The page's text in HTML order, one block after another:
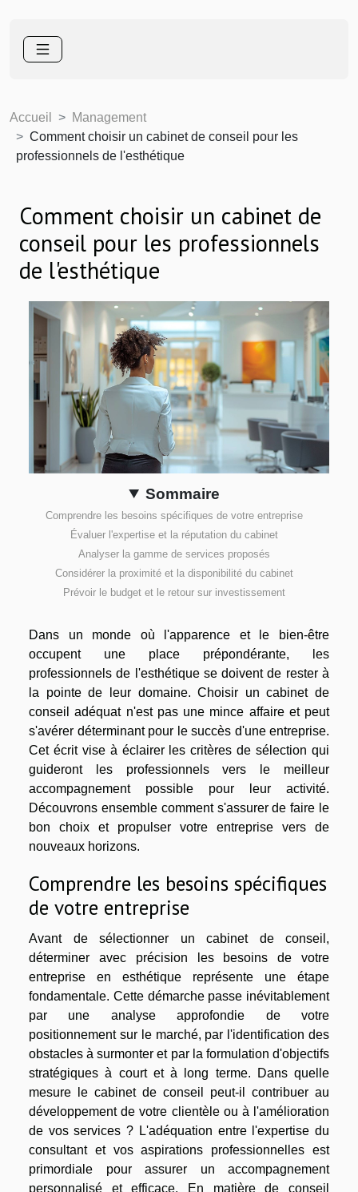
Accueil
Management
Comment choisir un cabinet de conseil pour les
professionnels de l'esthétique
Comment choisir un cabinet de
conseil pour les professionnels
de l'esthétique
Sommaire
Comprendre les besoins spécifiques de votre entreprise
Évaluer l'expertise et la réputation du cabinet
Analyser la gamme de services proposés
Considérer la proximité et la disponibilité du cabinet
Prévoir le budget et le retour sur investissement
Dans un monde où l'apparence et le bien-être
occupent une place prépondérante, les
professionnels de l'esthétique se doivent de rester à
la pointe de leur domaine. Choisir un cabinet de
conseil adéquat n'est pas une mince affaire et peut
s'avérer déterminant pour le succès d'une entreprise.
Cet écrit vise à éclairer les critères de sélection qui
guideront les professionnels vers le meilleur
accompagnement possible pour leur activité.
Découvrons ensemble comment s'assurer de faire le
bon choix et propulser votre entreprise vers de
nouveaux horizons.
Comprendre les besoins spécifiques
de votre entreprise
Avant de sélectionner un cabinet de conseil,
déterminer avec précision les besoins de votre
entreprise en esthétique représente une étape
fondamentale. Cette démarche passe inévitablement
par une analyse approfondie de votre
positionnement sur le marché, par l'identification des
obstacles à surmonter et par la formulation d'objectifs
stratégiques à court et à long terme. Dans quelle
mesure le cabinet de conseil peut-il contribuer au
développement de votre clientèle ou à l'amélioration
de vos services ? L'adéquation entre l'expertise du
consultant et vos aspirations professionnelles est
primordiale pour assurer un accompagnement
personnalisé et efficace. En matière de conseil